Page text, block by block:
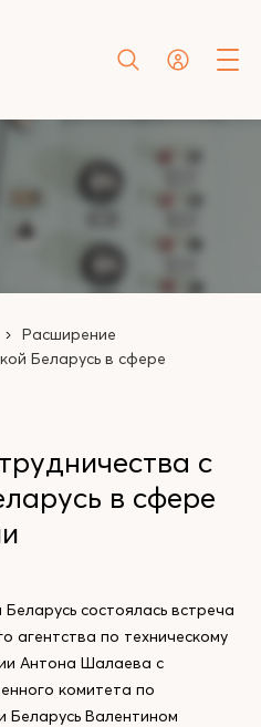
Расширение
Беларусь в сфере
с
в сфере
состоялась встреча
агентства по техническому
Антона Шалаева с
комитета по
Беларусь Валентином